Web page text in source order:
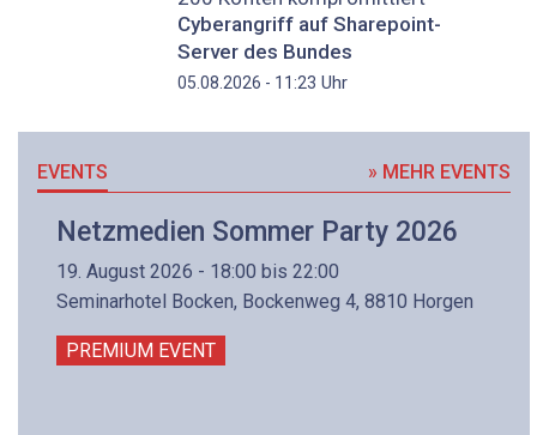
Cyberangriff auf Sharepoint-
Server des Bundes
05.08.2026 - 11:23 Uhr
EVENTS » MEHR EVENTS
Netzmedien Sommer Party 2026
19. August 2026 - 18:00 bis 22:00
Seminarhotel Bocken, Bockenweg 4, 8810 Horgen
PREMIUM EVENT